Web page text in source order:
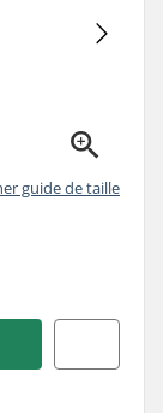
guide de taille